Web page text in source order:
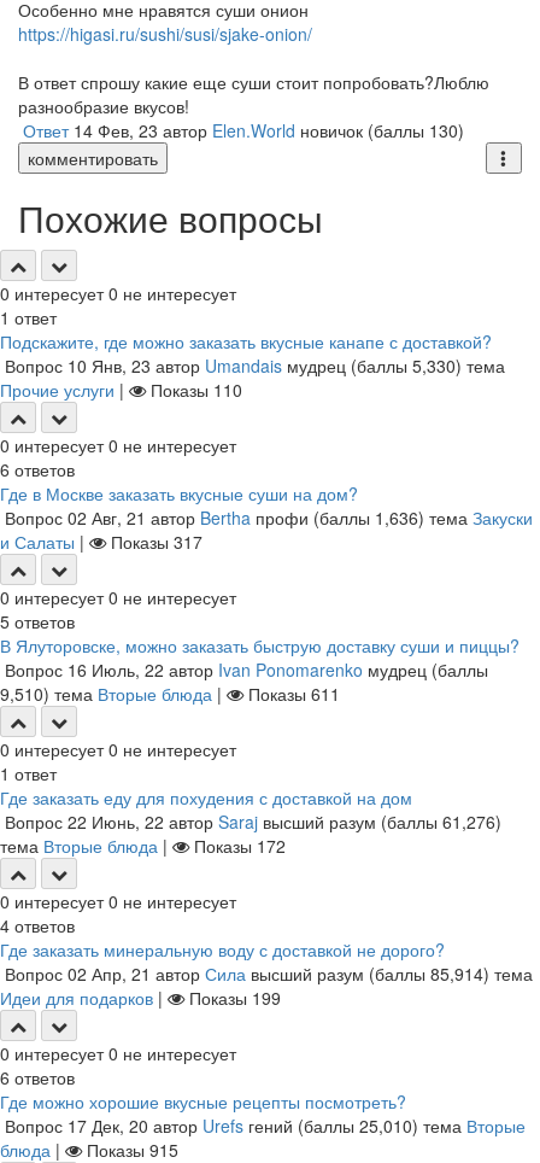
Особенно мне нравятся суши онион
https://higasi.ru/sushi/susi/sjake-onion/
В ответ спрошу какие еще суши стоит попробовать?Люблю
разнообразие вкусов!
Ответ 14 Фев, 23 автор Elen.World новичок (баллы 130)
комментировать
Похожие вопросы
0 интересует 0 не интересует
1 ответ
Подскажите, где можно заказать вкусные канапе с доставкой?
Вопрос 10 Янв, 23 автор Umandais мудрец (баллы 5,330) тема
Прочие услуги | Показы 110
0 интересует 0 не интересует
6 ответов
Где в Москве заказать вкусные суши на дом?
Вопрос 02 Авг, 21 автор Bertha профи (баллы 1,636) тема Закуски
и Салаты | Показы 317
0 интересует 0 не интересует
5 ответов
В Ялуторовске, можно заказать быструю доставку суши и пиццы?
Вопрос 16 Июль, 22 автор Ivan Ponomarenko мудрец (баллы
9,510) тема Вторые блюда | Показы 611
0 интересует 0 не интересует
1 ответ
Где заказать еду для похудения с доставкой на дом
Вопрос 22 Июнь, 22 автор Saraj высший разум (баллы 61,276)
тема Вторые блюда | Показы 172
0 интересует 0 не интересует
4 ответов
Где заказать минеральную воду с доставкой не дорого?
Вопрос 02 Апр, 21 автор Сила высший разум (баллы 85,914) тема
Идеи для подарков | Показы 199
0 интересует 0 не интересует
6 ответов
Где можно хорошие вкусные рецепты посмотреть?
Вопрос 17 Дек, 20 автор Urefs гений (баллы 25,010) тема Вторые
блюда | Показы 915